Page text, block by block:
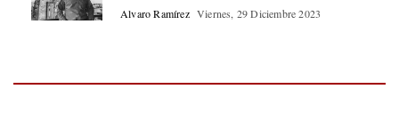
Alvaro Ramírez Viernes, 29 Diciembre 2023